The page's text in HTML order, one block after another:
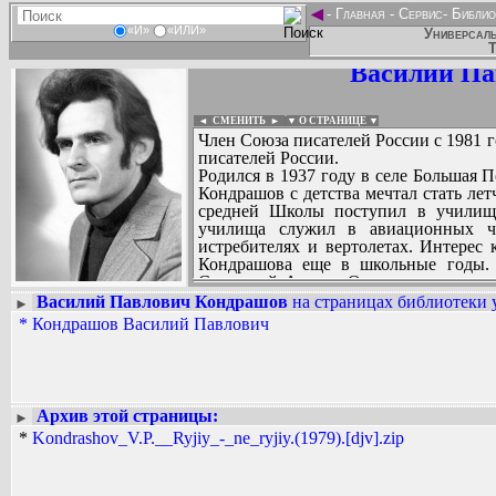
«И» «ИЛИ»
◄- Главная - Сервис-
Василий
◄ СМЕНИТЬ ► ▼ О СТРАНИЦЕ ▼
Член Союза писателей России с 1981
писателей России.
Родился в 1937 году в селе Большая
Кондрашов с детства мечтал стать
средней Школы поступил в
училища служил в авиационных
истребителях и вертолетах.
Кондрашова еще в школьные
Советской Армии. Он продолжал
республиканских, областных газетах.
После увольнения из рядов
затем инженером-конструктором. В
прозаиков «Перед дорогой дальней»
В.П. Кондрашова состоялся в 1976
повесть «Рыжий - не рыжий...»,
Вадим Ершов...
► Василий Павлович Кондрашов на страницах библиотеки
* Кондрашов Василий Павлович
►
Архив этой страницы:
* Kondrashov_V.P.__Ryjiy_-_ne_ryjiy.(1979).[djv].zip